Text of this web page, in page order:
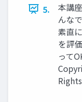
5.
本講
んな
素直
を評
って